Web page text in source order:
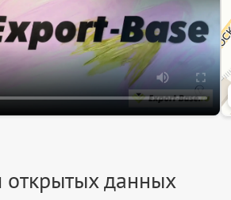
открытых данных